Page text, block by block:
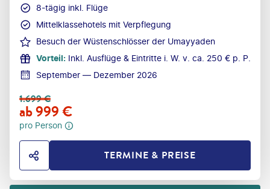
8-tägig inkl. Flüge
Mittelklassehotels mit Verpflegung
Besuch der Wüstenschlösser der Umayyaden
Vorteil: Inkl. Ausflüge & Eintritte i. W. v. ca. 250 € p. P.
September — Dezember 2026
1.699€
ab999€
pro Person
HOTEL TEILENTERMINE & PREISE